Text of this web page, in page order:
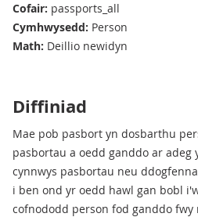
Cofair: passports_all
Cymhwysedd: Person
Math: Deillio newidyn
Diffiniad
Mae pob pasbort yn dosbarthu
pasbortau a oedd ganddo ar adeg
cynnwys pasbortau neu
i ben ond yr oedd hawl gan bobl
cofnododd person fod ganddo